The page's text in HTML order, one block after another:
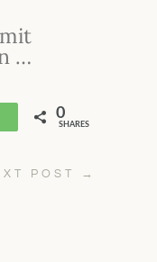
…
WhatsApp
0
SHARES
POST →